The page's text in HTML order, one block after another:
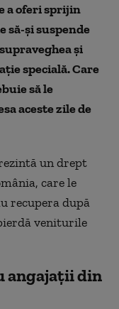
a oferi sprijin
să-și suspende
și
specială. Care
să le
aceste zile de
un drept
care le
recupera după
veniturile
angajații din